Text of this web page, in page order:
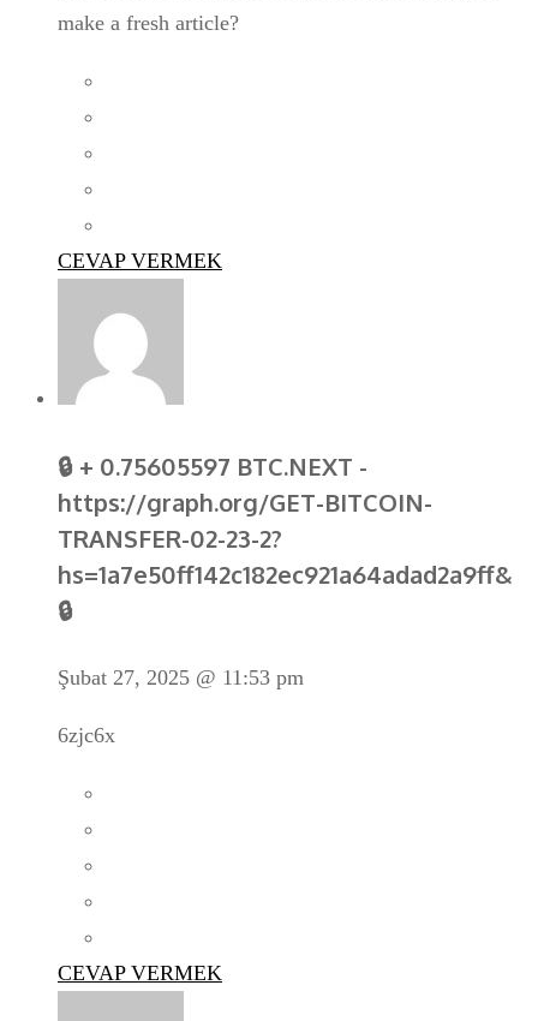
make a fresh article?
CEVAP VERMEK
🔒 + 0.75605597 BTC.NEXT -
https://graph.org/GET-BITCOIN-
TRANSFER-02-23-2?
hs=1a7e50ff142c182ec921a64adad2a9ff&
🔒
Şubat 27, 2025 @ 11:53 pm
6zjc6x
CEVAP VERMEK